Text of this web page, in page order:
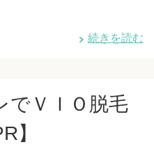
続きを読む
でＶＩＯ脱毛
】